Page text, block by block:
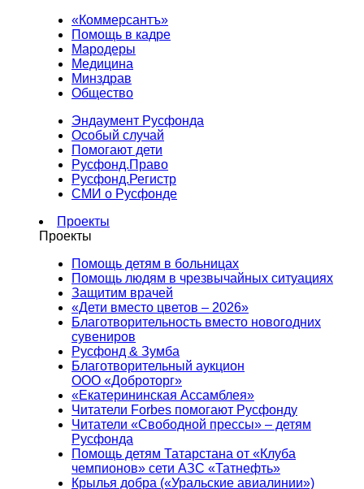
«Коммерсантъ»
Помощь в кадре
Мародеры
Медицина
Минздрав
Общество
Эндаумент Русфонда
Особый случай
Помогают дети
Русфонд.Право
Русфонд.Регистр
СМИ о Русфонде
Проекты
Проекты
Помощь детям в больницах
Помощь людям в чрезвычайных ситуациях
Защитим врачей
«Дети вместо цветов – 2026»
Благотворительность вместо новогодних
сувениров
Русфонд & Зумба
Благотворительный аукцион
ООО «Доброторг»
«Екатерининская Ассамблея»
Читатели Forbes помогают Русфонду
Читатели «Свободной прессы» – детям
Русфонда
Помощь детям Татарстана от «Клуба
чемпионов» сети АЗС «Татнефть»
Крылья добра («Уральские авиалинии»)